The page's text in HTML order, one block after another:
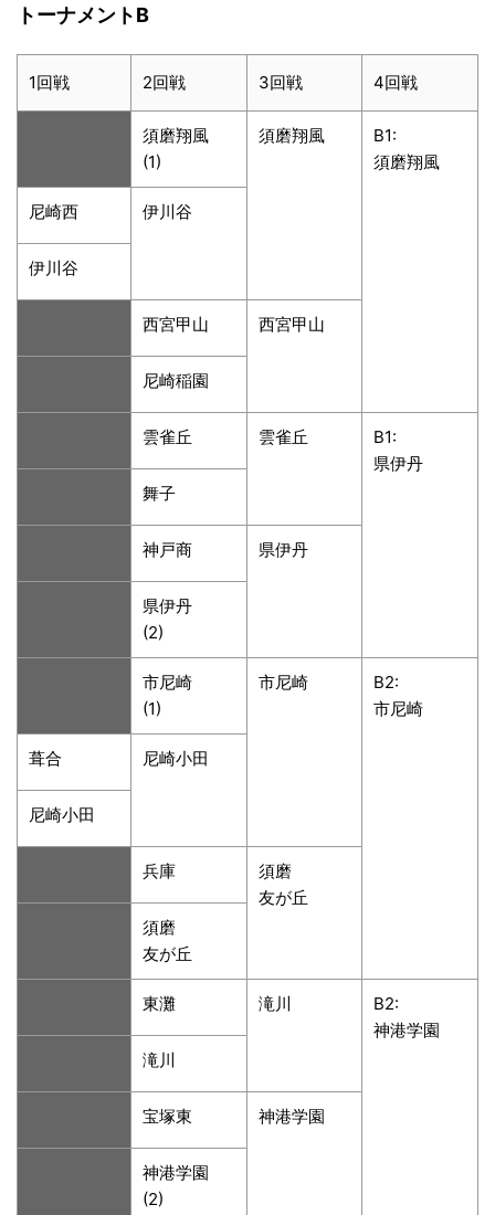
トーナメントB
1回戦 2回戦 3回戦 4回戦
須磨翔風
(1)
須磨翔風
B1:
須磨翔風
尼崎西 伊川谷
伊川谷
西宮甲山 西宮甲山
尼崎稲園
雲雀丘 雲雀丘
B1:
県伊丹
舞子
神戸商 県伊丹
県伊丹
(2)
市尼崎
(1)
市尼崎
B2:
市尼崎
葺合 尼崎小田
尼崎小田
兵庫
須磨
友が丘
須磨
友が丘
東灘 滝川
B2:
神港学園
滝川
宝塚東 神港学園
神港学園
(2)